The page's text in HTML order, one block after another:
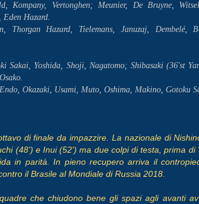
Kompany, Vertonghen; Meunier, De Bruyne,
Hazard.
Thorgan Hazard, Tielemans, Januzaj, Dembelé,
Yoshida, Shoji, Nagatomo; Shibasaki (36'st
Okazaki, Usami, Muto, Oshima, Makino, Gotoku
di finale da impazzire. La nazionale di
(48') e Inui (52') ma due colpi di testa, prima di
in parità. In pieno recupero arriva il
il Brasile al Mondiale di Russia 2018.
che chiudono bene gli spazi agli avanti